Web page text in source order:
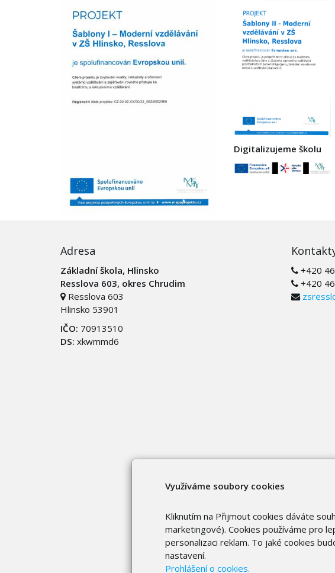
Digitalizujeme školu
Adresa
Základní škola, Hlinsko
Resslova 603, okres Chrudim
Resslova 603
Hlinsko 53901
IČO: 70913510
DS: xkwmmd6
+420
+420
Využíváme soubory cookies
Kliknutím na Přijmout cookies dáváte
marketingové). Cookies používáme pro
personalizaci reklam. To jaké cookies
nastavení.
Prohlášení o cookies.